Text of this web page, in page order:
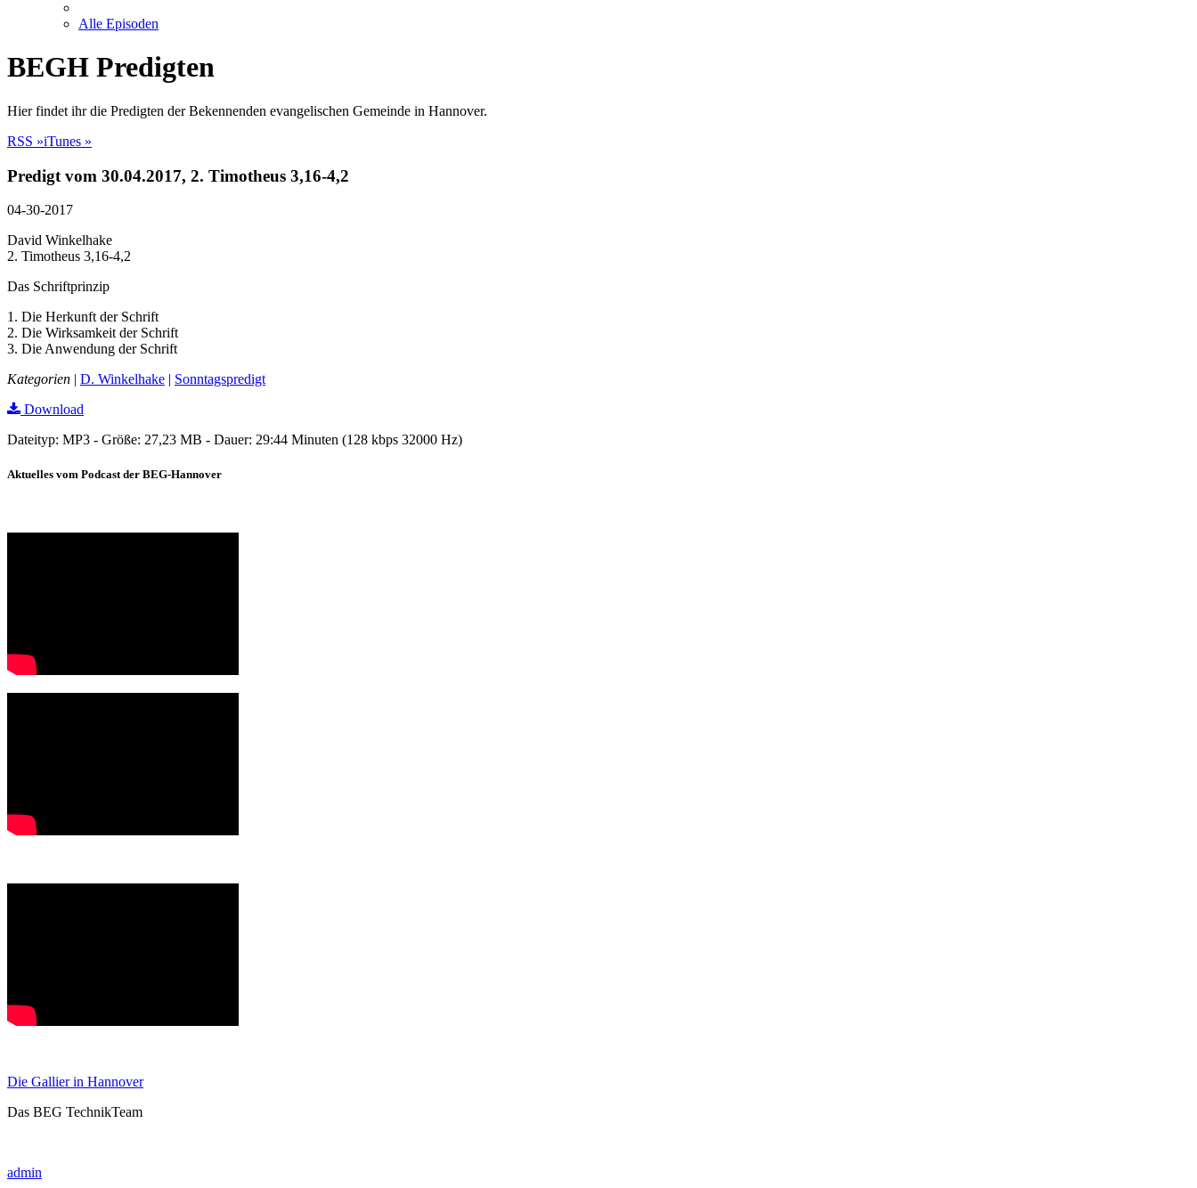
Alle Episoden
BEGH Predigten
Hier findet ihr die Predigten der Bekennenden evangelischen Gemeinde in Hannover.
RSS »iTunes »
Predigt vom 30.04.2017, 2. Timotheus 3,16-4,2
04-30-2017
David Winkelhake
2. Timotheus 3,16-4,2
Das Schriftprinzip
1. Die Herkunft der Schrift
2. Die Wirksamkeit der Schrift
3. Die Anwendung der Schrift
Kategorien | D. Winkelhake | Sonntagspredigt
Download
Dateityp: MP3 - Größe: 27,23 MB - Dauer: 29:44 Minuten (128 kbps 32000 Hz)
Aktuelles vom Podcast der BEG-Hannover
Die Gallier in Hannover
Das BEG TechnikTeam
admin